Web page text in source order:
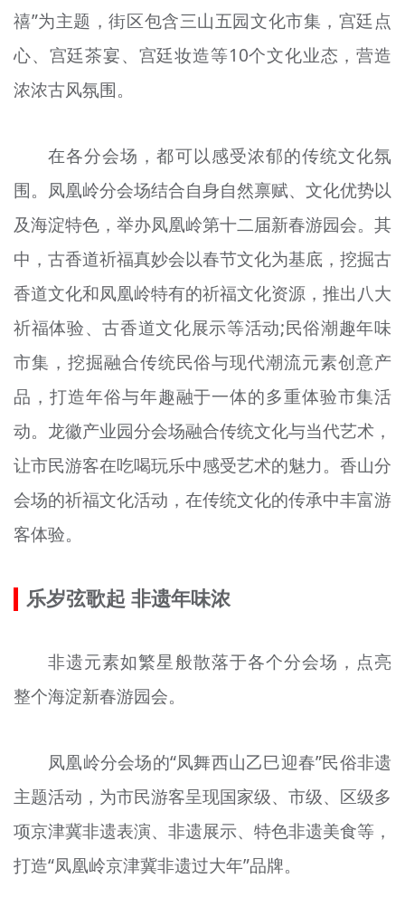
禧”为主题，街区包含三山五园文化市集，宫廷点
心、宫廷茶宴、宫廷妆造等10个文化业态，营造
浓浓古风氛围。
在各分会场，都可以感受浓郁的传统文化氛
围。凤凰岭分会场结合自身自然禀赋、文化优势以
及海淀特色，举办凤凰岭第十二届新春游园会。其
中，古香道祈福真妙会以春节文化为基底，挖掘古
香道文化和凤凰岭特有的祈福文化资源，推出八大
祈福体验、古香道文化展示等活动;民俗潮趣年味
市集，挖掘融合传统民俗与现代潮流元素创意产
品，打造年俗与年趣融于一体的多重体验市集活
动。龙徽产业园分会场融合传统文化与当代艺术，
让市民游客在吃喝玩乐中感受艺术的魅力。香山分
会场的祈福文化活动，在传统文化的传承中丰富游
客体验。
乐岁弦歌起 非遗年味浓
非遗元素如繁星般散落于各个分会场，点亮
整个海淀新春游园会。
凤凰岭分会场的“凤舞西山乙巳迎春”民俗非遗
主题活动，为市民游客呈现国家级、市级、区级多
项京津冀非遗表演、非遗展示、特色非遗美食等，
打造“凤凰岭京津冀非遗过大年”品牌。